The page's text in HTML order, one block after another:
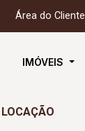
Área do Cliente
IMÓVEIS